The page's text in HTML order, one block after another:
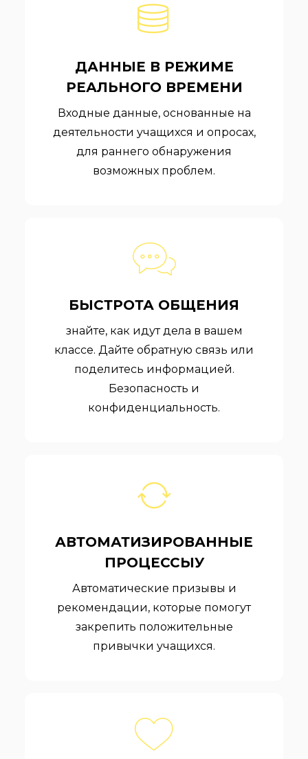
ДАННЫЕ В РЕЖИМЕ
РЕАЛЬНОГО ВРЕМЕНИ
Входные данные, основанные на
деятельности учащихся и опросах,
для раннего обнаружения
возможных проблем.
БЫСТРОТА ОБЩЕНИЯ
знайте, как идут дела в вашем
классе. Дайте обратную связь или
поделитесь информацией.
Безопасность и
конфиденциальность.
АВТОМАТИЗИРОВАННЫЕ
ПРОЦЕССЫУ
Автоматические призывы и
рекомендации, которые помогут
закрепить положительные
привычки учащихся.